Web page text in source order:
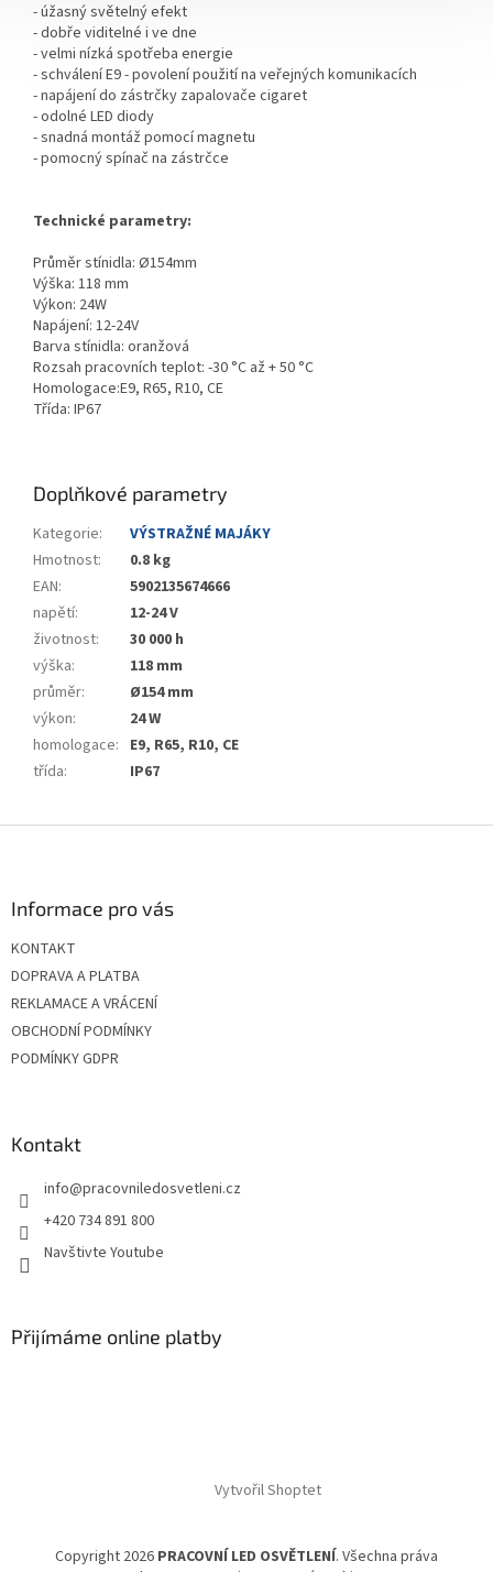
- úžasný světelný efekt
- dobře viditelné i ve dne
- velmi nízká spotřeba energie
- schválení E9 - povolení použití na veřejných komunikacích
- napájení do zástrčky zapalovače cigaret
- odolné LED diody
- snadná montáž pomocí magnetu
- pomocný spínač na zástrčce
Technické parametry:
Průměr stínidla: Ø154mm
Výška: 118 mm
Výkon: 24W
Napájení: 12-24V
Barva stínidla: oranžová
Rozsah pracovních teplot: -30 °C až + 50 °C
Homologace:E9, R65, R10, CE
Třída: IP67
Doplňkové parametry
Kategorie:
VÝSTRAŽNÉ MAJÁKY
Hmotnost:
0.8 kg
EAN:
5902135674666
napětí:
12-24 V
životnost:
30 000 h
výška:
118 mm
průměr:
Ø154 mm
výkon:
24 W
homologace: E9, R65, R10, CE
třída: IP67
Informace pro vás
KONTAKT
DOPRAVA A PLATBA
REKLAMACE A VRÁCENÍ
OBCHODNÍ PODMÍNKY
PODMÍNKY GDPR
Kontakt
info@pracovniledosvetleni.cz
+420 734 891 800
Navštivte Youtube
Přijímáme online platby
Vytvořil Shoptet
Copyright 2026 PRACOVNÍ LED OSVĚTLENÍ. Všechna práva